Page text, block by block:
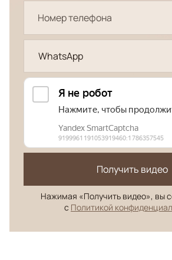
WhatsApp
Получить видео
Нажимая «Получить видео», вы
с Политикой